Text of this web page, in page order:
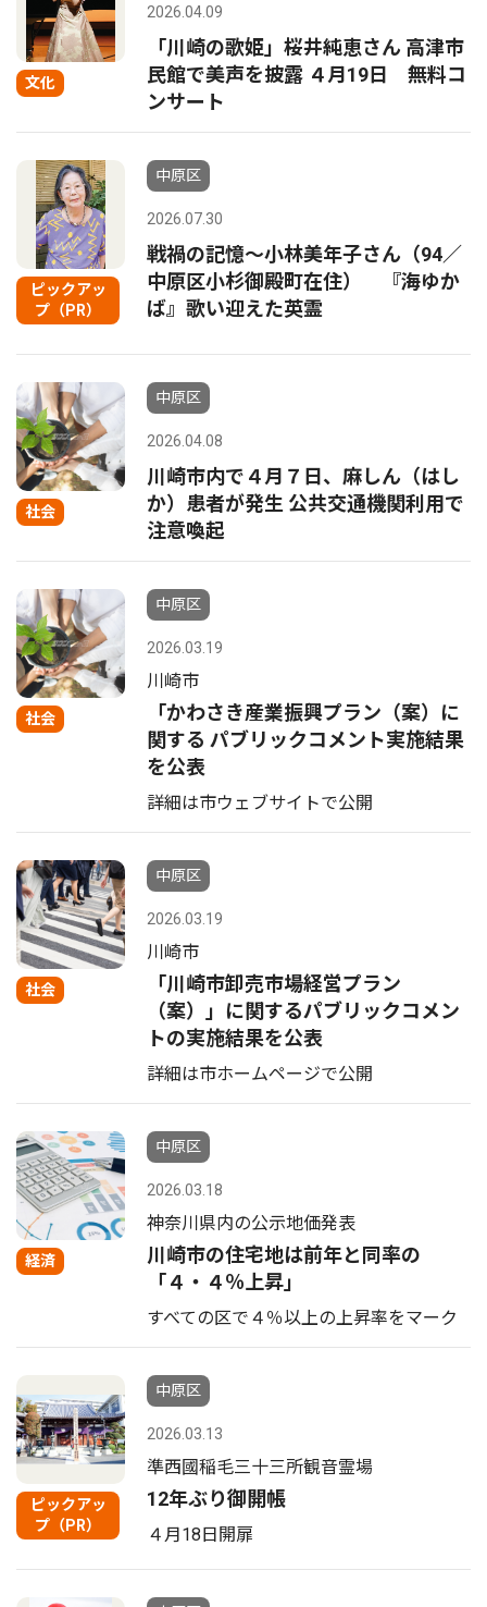
文化
2026.04.09
「川崎の歌姫」桜井純恵さん 高津市
民館で美声を披露 ４月19日 無料コ
ンサート
ピックアッ
プ（PR）
中原区
2026.07.30
戦禍の記憶〜小林美年子さん（94／
中原区小杉御殿町在住） 『海ゆか
ば』歌い迎えた英霊
社会
中原区
2026.04.08
川崎市内で４月７日、麻しん（はし
か）患者が発生 公共交通機関利用で
注意喚起
社会
中原区
2026.03.19
川崎市
「かわさき産業振興プラン（案）に
関する パブリックコメント実施結果
を公表
詳細は市ウェブサイトで公開
社会
中原区
2026.03.19
川崎市
「川崎市卸売市場経営プラン
（案）」に関するパブリックコメン
トの実施結果を公表
詳細は市ホームページで公開
経済
中原区
2026.03.18
神奈川県内の公示地価発表
川崎市の住宅地は前年と同率の
「４・４％上昇」
すべての区で４％以上の上昇率をマーク
ピックアッ
プ（PR）
中原区
2026.03.13
準西國稲毛三十三所観音霊場
12年ぶり御開帳
４月18日開扉